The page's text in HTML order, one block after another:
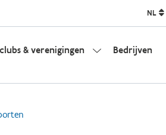
NL
& verenigingen Bedrijven